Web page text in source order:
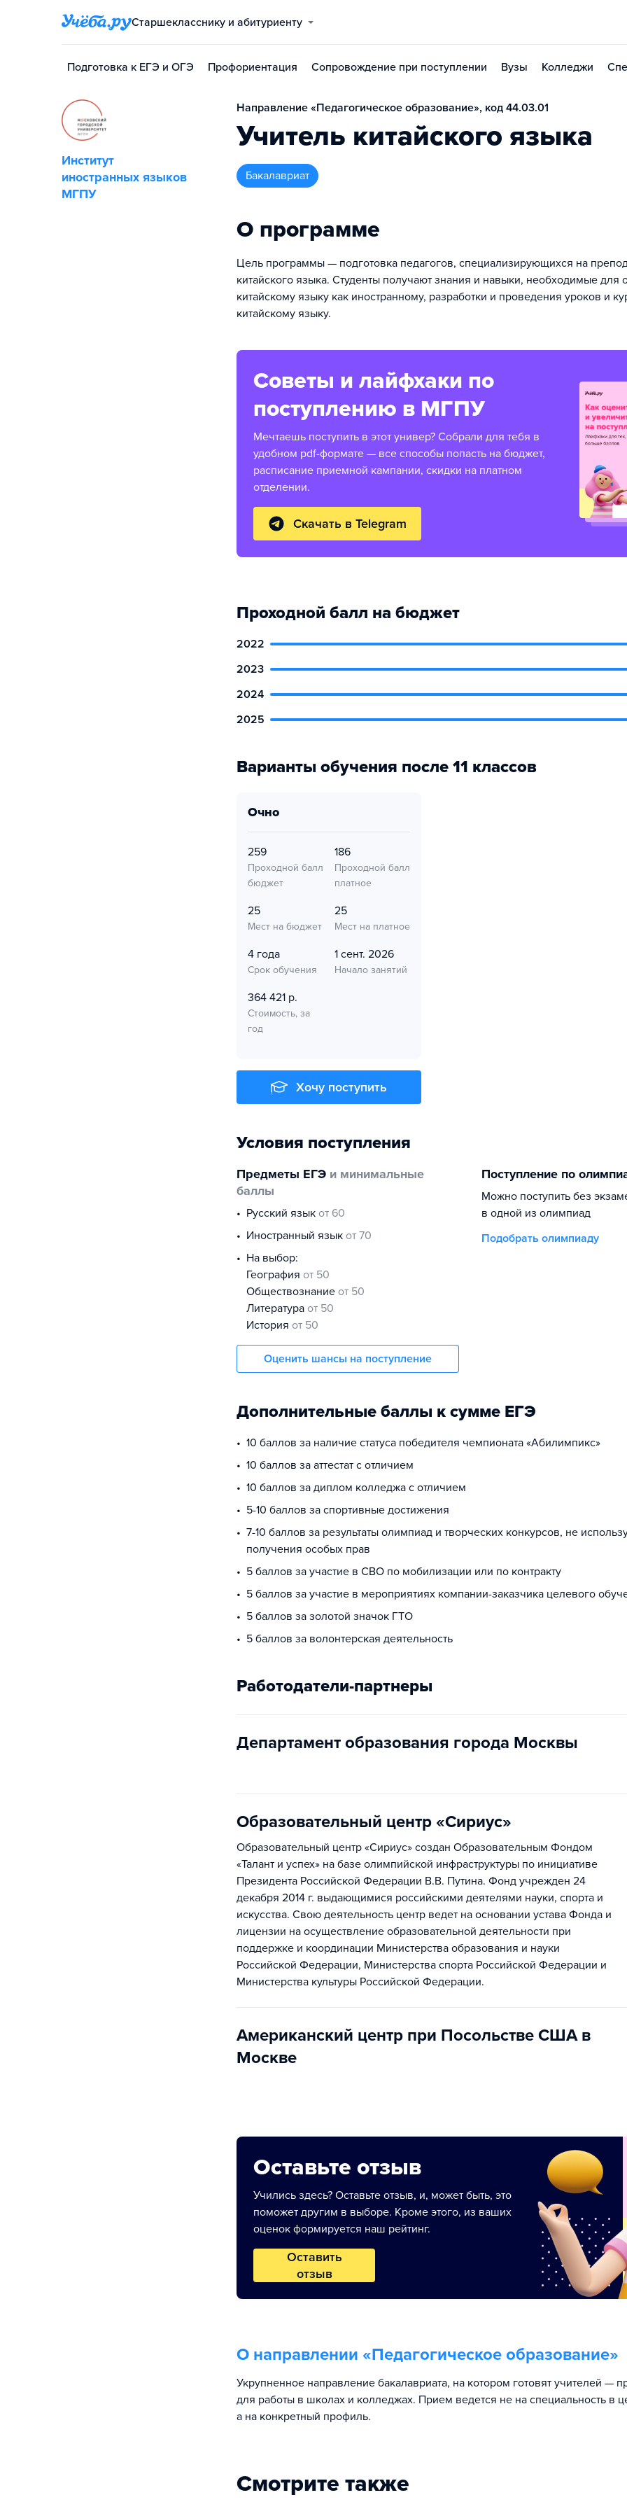
Старшекласснику и абитуриенту
Подготовка к ЕГЭ и ОГЭ Профориентация Сопровождение при поступлении Вузы Колледжи
Институт
иностранных языков
МГПУ
Направление «Педагогическое образование», код 44.03.01
Учитель китайского языка
бакалавриат
О программе
Цель программы — подготовка педагогов, специализирующихся на
китайского языка. Студенты получают знания и навыки, необходимые для
китайскому языку как иностранному, разработки и проведения уроков и
китайскому языку.
Советы и лайфхаки по
поступлению в МГПУ
Мечтаешь поступить в этот универ? Собрали для тебя в
удобном pdf-формате — все способы попасть на бюджет,
расписание приемной кампании, скидки на платном
отделении.
Скачать в Telegram
Проходной балл на бюджет
2022
2023
2024
2025
Варианты обучения после 11 классов
очно
259
Проходной балл
бюджет
186
Проходной балл
платное
25
Мест на бюджет
25
Мест на платное
4 года
Срок обучения
1 сент. 2026
Начало занятий
364 421 р.
Стоимость, за
год
Хочу поступить
Условия поступления
Предметы ЕГЭ и минимальные
баллы
русский язык от 60
иностранный язык от 70
На выбор:
география от 50
обществознание от 50
литература от 50
история от 50
Оценить шансы на поступление
Поступление по
Можно поступить без
в одной из олимпиад
Подобрать олимпиаду
Дополнительные баллы к сумме ЕГЭ
10 баллов за наличие статуса победителя чемпионата «Абилимпикс»
10 баллов за аттестат с отличием
10 баллов за диплом колледжа с отличием
5-10 баллов за спортивные достижения
7-10 баллов за результаты олимпиад и творческих конкурсов, не
получения особых прав
5 баллов за участие в СВО по мобилизации или по контракту
5 баллов за участие в мероприятиях компании-заказчика целевого
5 баллов за золотой значок ГТО
5 баллов за волонтерская деятельность
Работодатели-партнеры
Департамент образования города Москвы
Образовательный центр «Сириус»
Образовательный центр «Сириус» создан Образовательным Фондом
«Талант и успех» на базе олимпийской инфраструктуры по инициативе
Президента Российской Федерации В.В. Путина. Фонд учрежден 24
декабря 2014 г. выдающимися российскими деятелями науки, спорта и
искусства. Свою деятельность центр ведет на основании устава Фонда и
лицензии на осуществление образовательной деятельности при
поддержке и координации Министерства образования и науки
Российской Федерации, Министерства спорта Российской Федерации и
Министерства культуры Российской Федерации.
Американский центр при Посольстве США в
Москве
Оставьте отзыв
Учились здесь? Оставьте отзыв, и, может быть, это
поможет другим в выборе. Кроме этого, из ваших
оценок формируется наш рейтинг.
Оставить
отзыв
О направлении «Педагогическое образование»
Укрупненное направление бакалавриата, на котором готовят учителей —
для работы в школах и колледжах. Прием ведется не на специальность в
а на конкретный профиль.
Смотрите также